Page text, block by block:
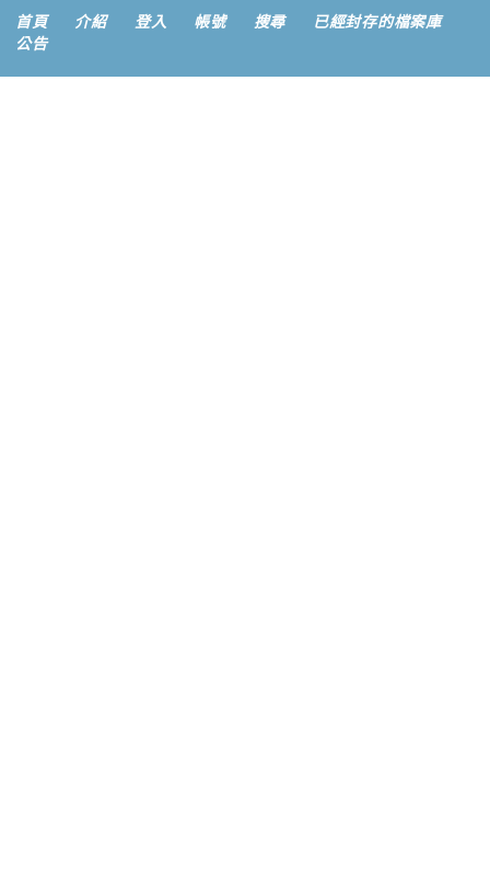
首頁 介紹 登入 帳號 搜尋
已經封存的檔案庫
公告